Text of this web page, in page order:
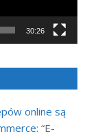
30:26
online są
: “E-